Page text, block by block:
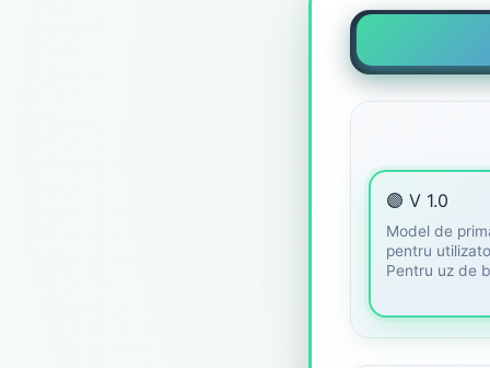
🟣 V 1.0
Model de
pentru
Pentru uz de